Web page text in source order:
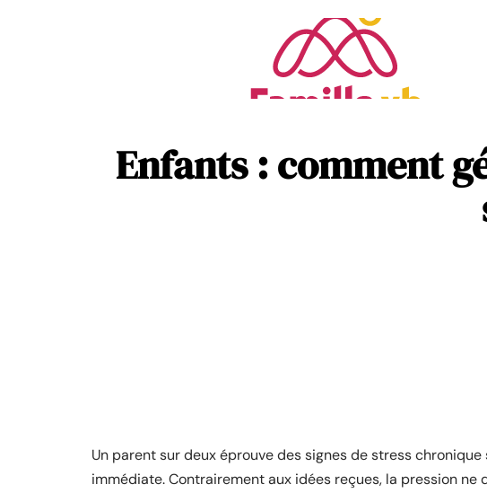
Enfants : comment
Un parent sur deux éprouve des signes de stress
immédiate. Contrairement aux idées reçues, la pression ne